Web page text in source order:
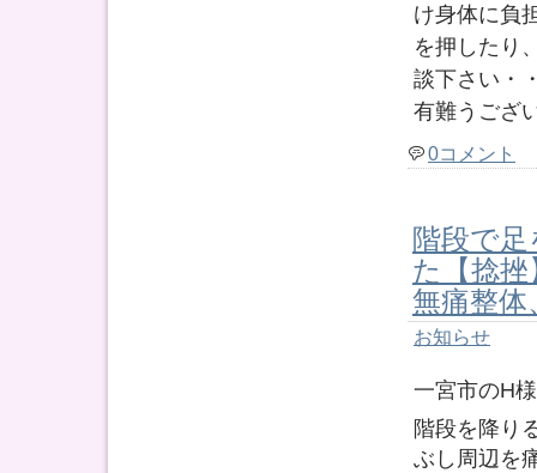
け身体に負
を押したり
談下さい・
有難うござ
0コメント
階段で
た【捻
無痛整体
お知らせ
一宮市のH
階段を降り
ぶし周辺を